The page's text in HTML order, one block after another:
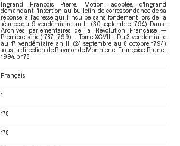
Ingrand François Pierre. Motion, adoptée, d'Ingrand
demandant l'insertion au bulletin de correspondance de sa
réponse à l’adresse qui l’inculpe sans fondement, lors de la
séance du 9 vendémiaire an III (30 septembre 1794). Dans :
Archives parlementaires de la Révolution Française —
Première série (1787-1799) — Tome XCVIII - Du 3 vendémiaire
au 17 vendémiaire an III (24 septembre au 8 octobre 1794),
sous la direction de Raymonde Monnier et Françoise Brunel.
1994. p. 178.
Français
1
178
178